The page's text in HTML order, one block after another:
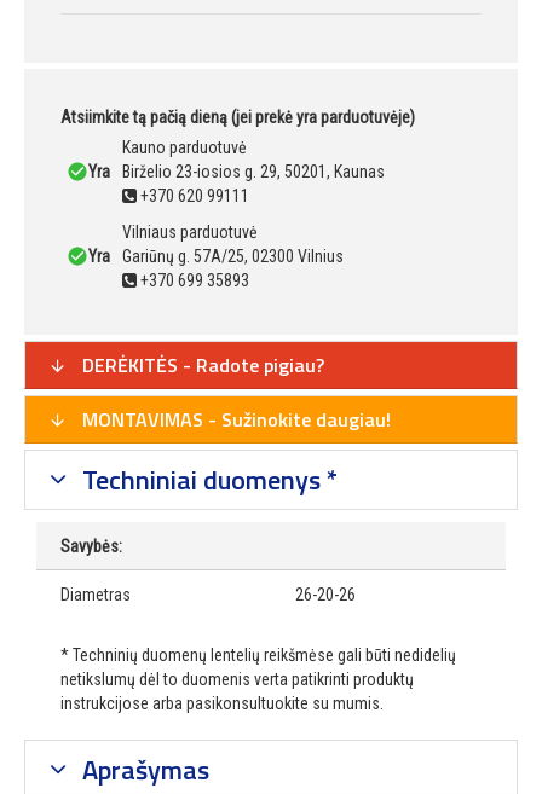
Atsiimkite tą pačią dieną (jei prekė yra parduotuvėje)
Yra
Kauno parduotuvė
Birželio 23-iosios g. 29, 50201, Kaunas
+370 620 99111
Yra
Vilniaus parduotuvė
Gariūnų g. 57A/25, 02300 Vilnius
+370 699 35893
DERĖKITĖS - Radote pigiau?
MONTAVIMAS - Sužinokite daugiau!
Techniniai duomenys *
Savybės:
Diametras 26-20-26
* Techninių duomenų lentelių reikšmėse gali būti nedidelių
netikslumų dėl to duomenis verta patikrinti produktų
instrukcijose arba pasikonsultuokite su mumis.
Aprašymas